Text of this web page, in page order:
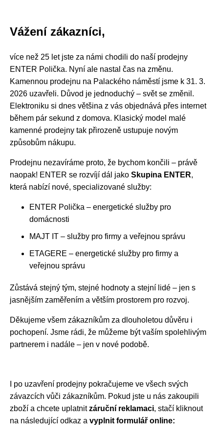
Vážení zákazníci,
více než 25 let jste za námi chodili do naší prodejny
ENTER Polička. Nyní ale nastal čas na změnu.
Kamennou prodejnu na Palackého náměstí jsme k 31. 3.
2026 uzavřeli. Důvod je jednoduchý – svět se změnil.
Elektroniku si dnes většina z vás objednává přes internet
během pár sekund z domova. Klasický model malé
kamenné prodejny tak přirozeně ustupuje novým
způsobům nákupu.
Prodejnu nezavíráme proto, že bychom končili – právě
naopak! ENTER se rozvíjí dál jako Skupina ENTER,
která nabízí nové, specializované služby:
ENTER Polička – energetické služby pro
domácnosti
MAJT IT – služby pro firmy a veřejnou správu
ETAGERE – energetické služby pro firmy a
veřejnou správu
Zůstává stejný tým, stejné hodnoty a stejní lidé – jen s
jasnějším zaměřením a větším prostorem pro rozvoj.
Děkujeme všem zákazníkům za dlouholetou důvěru i
pochopení. Jsme rádi, že můžeme být vaším spolehlivým
partnerem i nadále – jen v nové podobě.
I po uzavření prodejny pokračujeme ve všech svých
závazcích vůči zákazníkům. Pokud jste u nás zakoupili
zboží a chcete uplatnitzáruční reklamaci, stačí kliknout
na následující odkaz a vyplnit formulář online: